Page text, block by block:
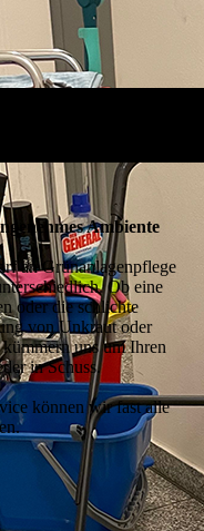
Ambiente
an Grünanlagenpflege
Ob eine
oder die schlichte
von Unkraut oder
uns um Ihren
in Schuss.
können wir fast alle